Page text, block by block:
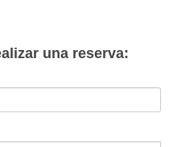
una reserva: